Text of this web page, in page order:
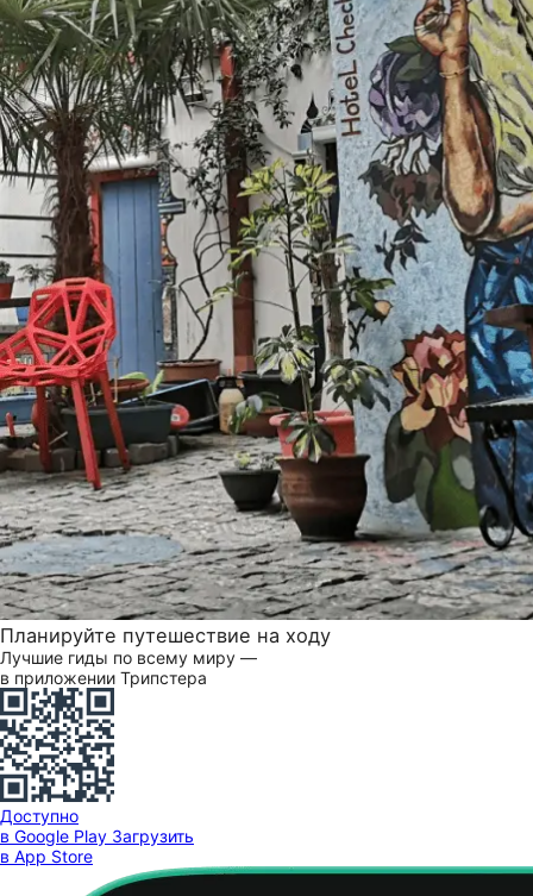
Планируйте путешествие на ходу
Лучшие гиды по всему миру —
в приложении Трипстера
Доступно
в Google Play Загрузить
в App Store